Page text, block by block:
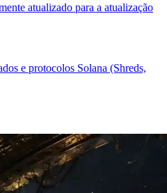
atualizado para a atualização
e protocolos Solana (Shreds,